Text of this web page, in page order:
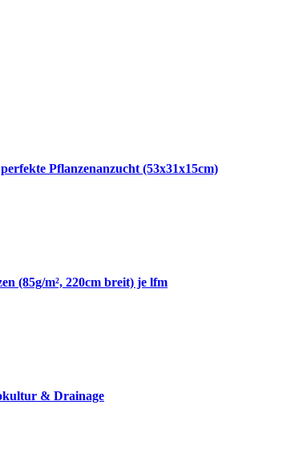
Pflanzenanzucht (53x31x15cm)
(85g/m², 220cm breit) je lfm
& Drainage